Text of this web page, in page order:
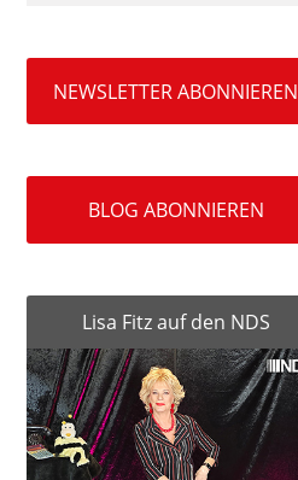
NEWSLETTER ABONNIEREN
BLOG ABONNIEREN
Lisa Fitz auf den NDS